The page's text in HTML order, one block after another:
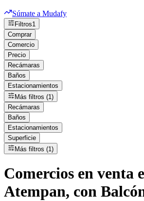
Súmate a Mudafy
Filtros1
Comprar
Comercio
Precio
Recámaras
Baños
Estacionamientos
Más filtros (1)
Recámaras
Baños
Estacionamientos
Superficie
Más filtros (1)
Comercios en venta
Atempan, con